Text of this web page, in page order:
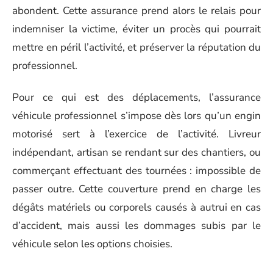
abondent. Cette assurance prend alors le relais pour
indemniser la victime, éviter un procès qui pourrait
mettre en péril l’activité, et préserver la réputation du
professionnel.
Pour ce qui est des déplacements, l’assurance
véhicule professionnel s’impose dès lors qu’un engin
motorisé sert à l’exercice de l’activité. Livreur
indépendant, artisan se rendant sur des chantiers, ou
commerçant effectuant des tournées : impossible de
passer outre. Cette couverture prend en charge les
dégâts matériels ou corporels causés à autrui en cas
d’accident, mais aussi les dommages subis par le
véhicule selon les options choisies.